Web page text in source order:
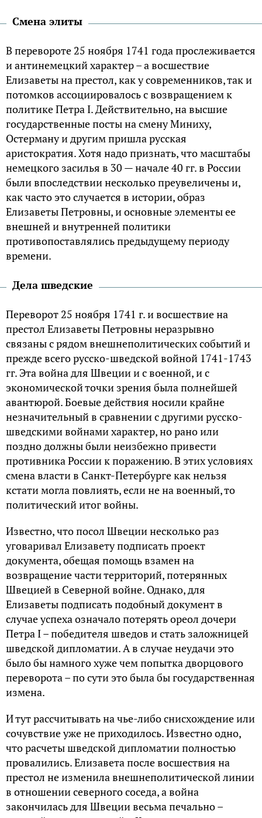
Смена элиты
В перевороте 25 ноября 1741 года прослеживается
и антинемецкий характер – а восшествие
Елизаветы на престол, как у современников, так и
потомков ассоциировалось с возвращением к
политике Петра I. Действительно, на высшие
государственные посты на смену Миниху,
Остерману и другим пришла русская
аристократия. Хотя надо признать, что масштабы
немецкого засилья в 30 — начале 40 гг. в России
были впоследствии несколько преувеличены и,
как часто это случается в истории, образ
Елизаветы Петровны, и основные элементы ее
внешней и внутренней политики
противопоставлялись предыдущему периоду
времени.
Дела шведские
Переворот 25 ноября 1741 г. и восшествие на
престол Елизаветы Петровны неразрывно
связаны с рядом внешнеполитических событий и
прежде всего русско-шведской войной 1741-1743
гг. Эта война для Швеции и с военной, и с
экономической точки зрения была полнейшей
авантюрой. Боевые действия носили крайне
незначительный в сравнении с другими русско-
шведскими войнами характер, но рано или
поздно должны были неизбежно привести
противника России к поражению. В этих условиях
смена власти в Санкт-Петербурге как нельзя
кстати могла повлиять, если не на военный, то
политический итог войны.
Известно, что посол Швеции несколько раз
уговаривал Елизавету подписать проект
документа, обещая помощь взамен на
возвращение части территорий, потерянных
Швецией в Северной войне. Однако, для
Елизаветы подписать подобный документ в
случае успеха означало потерять ореол дочери
Петра I – победителя шведов и стать заложницей
шведской дипломатии. А в случае неудачи это
было бы намного хуже чем попытка дворцового
переворота – по сути это была бы государственная
измена.
И тут рассчитывать на чье-либо снисхождение или
сочувствие уже не приходилось. Известно одно,
что расчеты шведской дипломатии полностью
провалились. Елизавета после восшествия на
престол не изменила внешнеполитической линии
в отношении северного соседа, а война
закончилась для Швеции весьма печально –